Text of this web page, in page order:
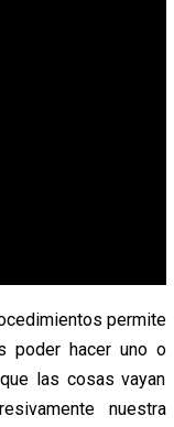
permite
poder hacer uno o
las cosas vayan
nuestra